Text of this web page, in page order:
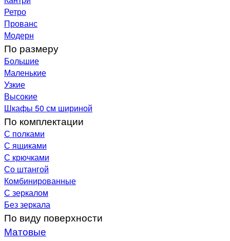
Ретро
Прованс
Модерн
По размеру
Большие
Маленькие
Узкие
Высокие
Шкафы 50 см шириной
По комплектации
С полками
С ящиками
С крючками
Со штангой
Комбинированные
С зеркалом
Без зеркала
По виду поверхности
Матовые